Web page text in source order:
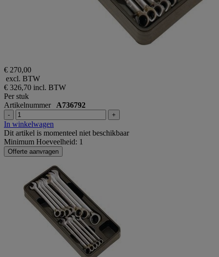
€ 270,00
excl. BTW
€ 326,70 incl. BTW
Per stuk
Artikelnummer A736792
- +
In winkelwagen
Dit artikel is momenteel niet beschikbaar
Minimum Hoeveelheid: 1
Offerte aanvragen